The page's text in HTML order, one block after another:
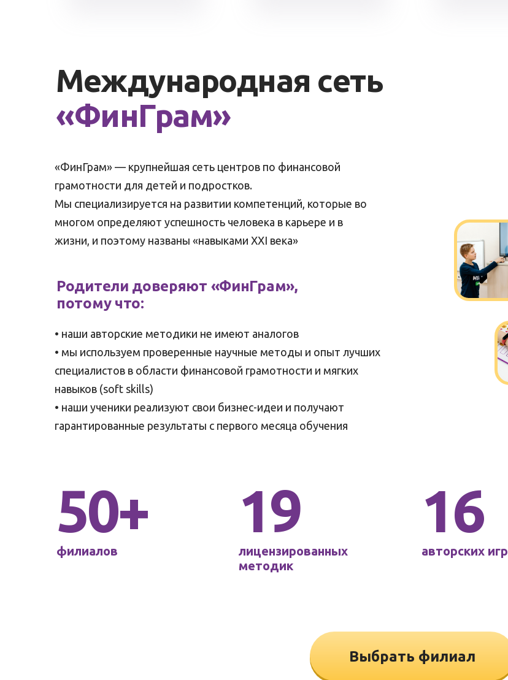
Международная сеть
«ФинГрам»
«ФинГрам» — крупнейшая сеть центров по финансовой
грамотности для детей и подростков.
Мы специализируется на развитии компетенций, которые во
многом определяют успешность человека в карьере и в
жизни, и поэтому названы «навыками XXI века»
• наши авторские методики не имеют аналогов
• мы используем проверенные научные методы и опыт лучших
специалистов в области финансовой грамотности и мягких
навыков (soft skills)
• наши ученики реализуют свои бизнес-идеи и получают
гарантированные результаты с первого месяца обучения
Родители доверяют «ФинГрам»,
потому что:
50+
филиалов
19
лицензированных
методик
16
авторских игр
Выбрать филиал